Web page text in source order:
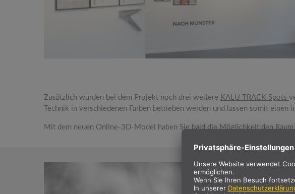
Zusätzlich wurden bei dem Projekt noch drei weitere KALU TRACK Spots
Technik in verschiedenen Farben betrieben werden und lassen somit einen
Mit dem neuen Online-3D-Model haben Sie bald die Möglichkeit den